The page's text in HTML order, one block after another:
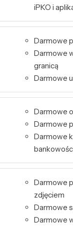
iPKO i
Darmowe
Darmowe
granicą
Darmowe
Darmowe
Darmowe
Darmowe
Darmowe
zdjęciem
Darmowe
Darmowe